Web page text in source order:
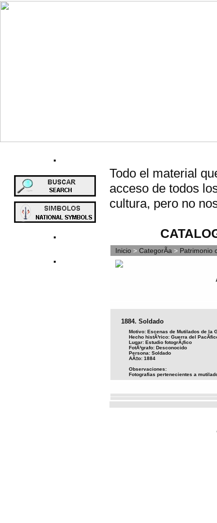
Todo el material
acceso de todos
cultura, pero no
Inicio > CategorÃ­a > Patrimonio
1884. Soldado
Motivo: Escenas de Mutilados de la
Hecho histÃ³rico: Guerra del
Lugar: Estudio fotogrÃ¡fico
FotÃ³grafo: Desconocido
Persona: Soldado
AÃ±o: 1884
Observaciones:
Fotografias pertenecientes a